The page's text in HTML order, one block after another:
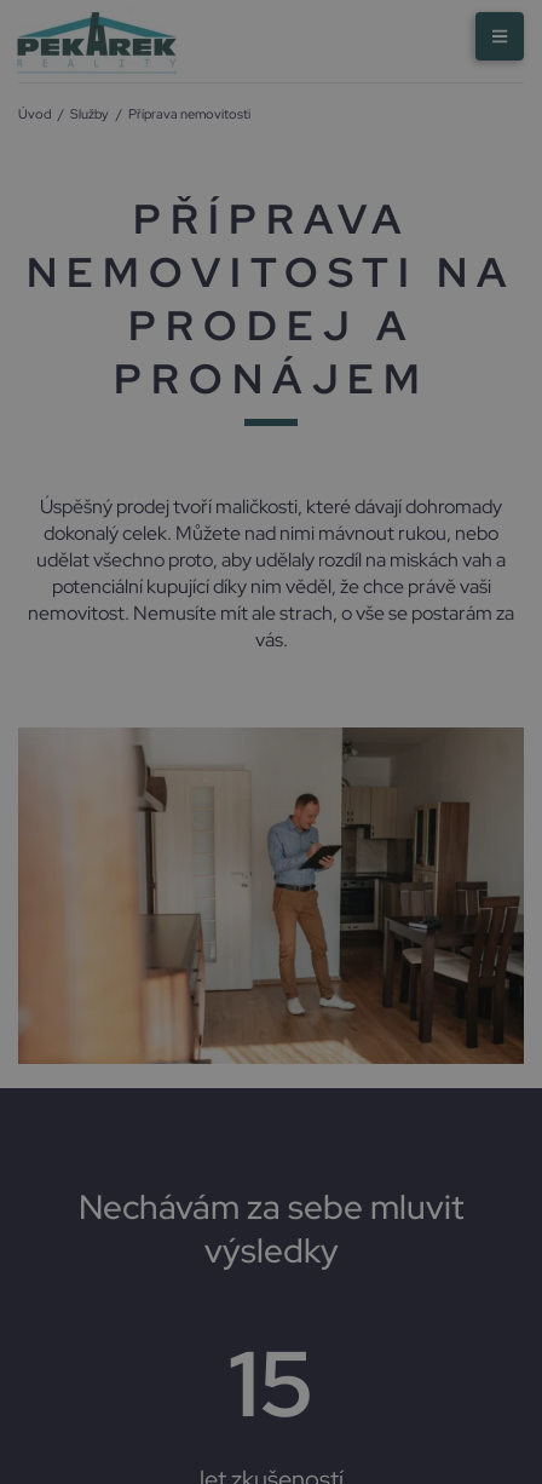
Úvod / Služby / Příprava nemovitosti
PŘÍPRAVA
NEMOVITOSTI NA
PRODEJ A
PRONÁJEM
Úspěšný prodej tvoří maličkosti, které dávají dohromady
dokonalý celek. Můžete nad nimi mávnout rukou, nebo
udělat všechno proto, aby udělaly rozdíl na miskách vah a
potenciální kupující díky nim věděl, že chce právě vaši
nemovitost. Nemusíte mít ale strach, o vše se postarám za
vás.
Nechávám za sebe mluvit
výsledky
15